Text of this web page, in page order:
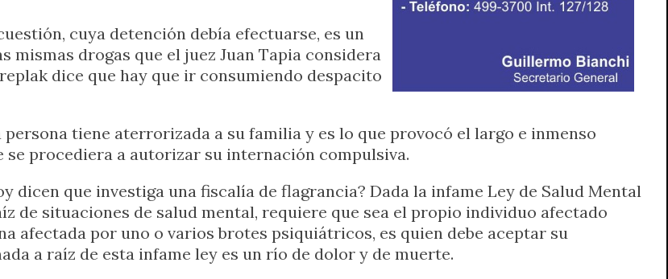
cuya detención debía efectuarse, es un
drogas que el juez Juan Tapia considera
dice que hay que ir consumiendo despacito
persona tiene aterrorizada a su familia y es lo que provocó el largo e inmenso
procediera a autorizar su internación compulsiva.
dicen que investiga una fiscalía de flagrancia? Dada la infame Ley de Salud Mental
de situaciones de salud mental, requiere que sea el propio individuo afectado
afectada por uno o varios brotes psiquiátricos, es quien debe aceptar su
a raíz de esta infame ley es un río de dolor y de muerte.